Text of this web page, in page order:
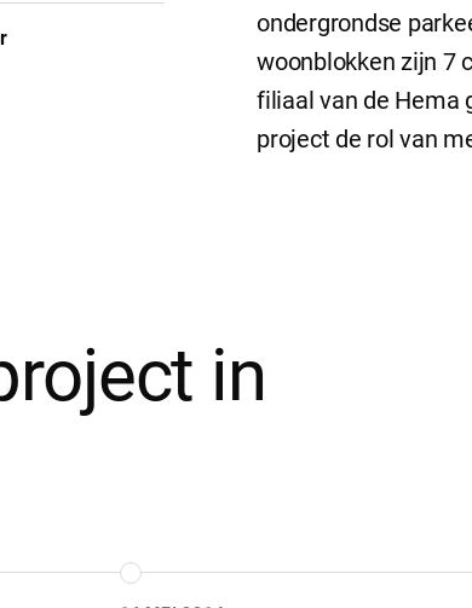
ondergrondse
woonblokken zijn 7
filiaal van de Hema
project de rol van
in